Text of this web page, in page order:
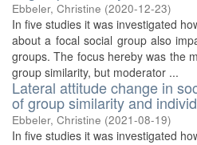
Ebbeler, Christine (2020-12-23)
In five studies it was investigated
about a focal social group also
groups. The focus hereby was the
group similarity, but moderator ...
Lateral attitude change in
of group similarity and
Ebbeler, Christine (2021-08-19)
In five studies it was investigated